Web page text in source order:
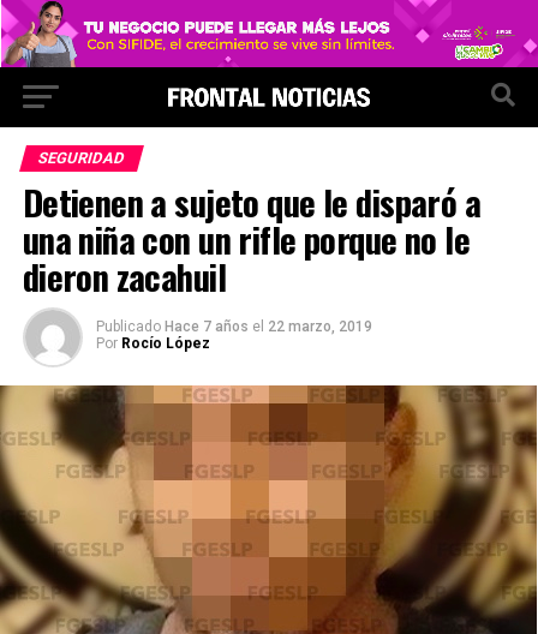
SEGURIDAD
Detienen a sujeto que le disparó a
una niña con un rifle porque no le
dieron zacahuil
Publicado Hace 7 años el 22 marzo, 2019
Por Rocío López